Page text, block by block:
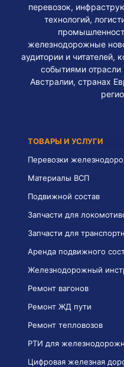
перевозок,
технологий,
железнодорожные
аудитории и читателей,
событиями
Австралии, странах
ТОВАРЫ И УСЛУГИ
Перевозки
Материалы ВСП
Подвижной состав
Запчасти для
Запчасти для
Аренда подвижного
Железнодорожный
Ремонт вагонов
Ремонт ЖД пути
Ремонт тепловозов
РТИ для
Цифровая железная